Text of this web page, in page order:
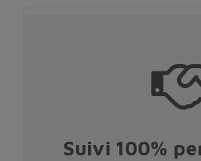
Suivi 100%